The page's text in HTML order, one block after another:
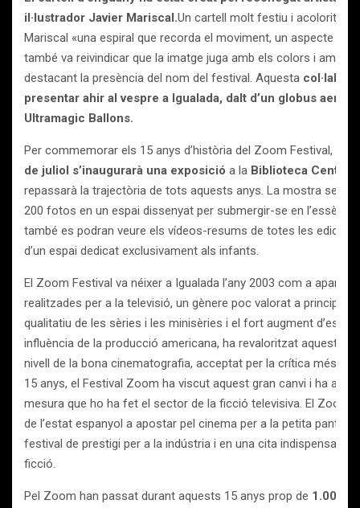
il·lustrador Javier Mariscal.Un cartell molt festiu i acolorit
Mariscal «una espiral que recorda el moviment, un aspecte
també va reivindicar que la imatge juga amb els colors i amb
destacant la presència del nom del festival. Aquesta
presentar ahir al vespre a Igualada, dalt d’un globus
Ultramagic Ballons.
Per commemorar els 15 anys d’història del Zoom Festival,
de juliol s’inaugurarà una exposició a la Biblioteca Central
repassarà la trajectòria de tots aquests anys. La mostra serà
200 fotos en un espai dissenyat per submergir-se en
també es podran veure els vídeos-resums de totes les
d’un espai dedicat exclusivament als infants.
El Zoom Festival va néixer a Igualada l’any 2003 com a
realitzades per a la televisió, un gènere poc valorat a principi
qualitatiu de les sèries i les minisèries i el fort augment
influència de la producció americana, ha revaloritzat aquest
nivell de la bona cinematografia, acceptat per la crítica més
15 anys, el Festival Zoom ha viscut aquest gran canvi i ha anat
mesura que ho ha fet el sector de la ficció televisiva. El Zoom
de l’estat espanyol a apostar pel cinema per a la petita pantalla
festival de prestigi per a la indústria i en una cita indispensable
ficció.
Pel Zoom han passat durant aquests 15 anys prop de 1.000